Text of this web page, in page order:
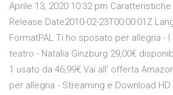
Aprile 13, 2020 10:32 pm
Release Date2010-02-23T00:00:01Z
FormatPAL Ti ho sposato per allegria -
teatro - Natalia Ginzburg 29,00€
1 usato da 46,99€ Vai all' offerta
per allegria - Streaming e Download